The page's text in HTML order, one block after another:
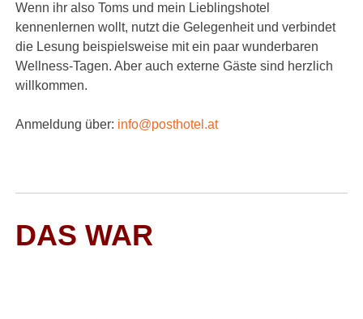
Wenn ihr also Toms und mein Lieblingshotel
kennenlernen wollt, nutzt die Gelegenheit und verbindet
die Lesung beispielsweise mit ein paar wunderbaren
Wellness-Tagen. Aber auch externe Gäste sind herzlich
willkommen.
Anmeldung über: info@posthotel.at
DAS WAR